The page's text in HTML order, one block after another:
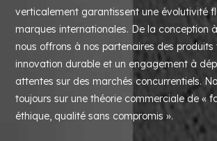
verticalement garantissent une évolutivité
marques internationales. De la conception
nous offrons à nos partenaires des
innovation durable et un engagement à
attentes sur des marchés concurrentiels.
toujours sur une théorie commerciale de «
éthique, qualité sans compromis ».